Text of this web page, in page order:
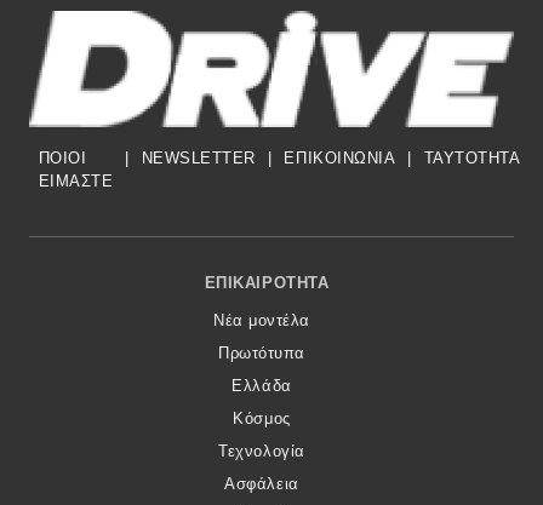
ΠΟΙΟΙ
ΕΙΜΑΣΤΕ
| NEWSLETTER | ΕΠΙΚΟΙΝΩΝΙΑ | TAYTOTHTA
Footer Menu
ΕΠΙΚΑΙΡΌΤΗΤΑ
Νέα μοντέλα
Πρωτότυπα
Ελλάδα
Κόσμος
Τεχνολογία
Ασφάλεια